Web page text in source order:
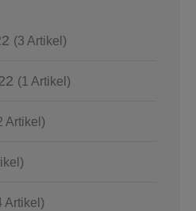
(3 Artikel)
(1 Artikel)
Artikel)
Artikel)